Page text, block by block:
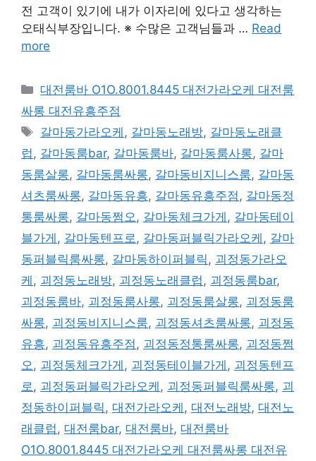
전 고객이 있기에 내가 이자리에 있다고 생각하는
오태식부장입니다. ※ 수많은 고객님들과 … Read
more
카
테
리
대전룸바 O1O.8001.8445 대전가라오케 대전룸
싸롱 대전유흥주점
태
그
갈마동가라오케 , 갈마동노래방, 갈마동노래클
럽, 갈마동룸bar, 갈마동룸바, 갈마동룸사롱, 갈마
동룸살롱, 갈마동룸싸롱, 갈마동비지니스룸, 갈마동
셔츠룸싸롱, 갈마동유흥, 갈마동유흥주점, 갈마동정
통룸싸롱, 갈마동쩜오, 갈마동체크가게 , 갈마동테이
블가게 , 갈마동텐프로, 갈마동퍼블릭가라오케 , 갈마
동퍼블릭룸싸롱, 갈마동하이퍼블릭, 괴정동가라오
케 , 괴정동노래방, 괴정동노래클럽, 괴정동룸bar,
괴정동룸바, 괴정동룸사롱, 괴정동룸살롱, 괴정동룸
싸롱, 괴정동비지니스룸, 괴정동셔츠룸싸롱, 괴정동
유흥, 괴정동유흥주점, 괴정동정통룸싸롱, 괴정동쩜
오, 괴정동체크가게 , 괴정동테이블가게 , 괴정동텐프
로, 괴정동퍼블릭가라오케 , 괴정동퍼블릭룸싸롱, 괴
정동하이퍼블릭, 대전가라오케 , 대전노래방, 대전노
래클럽, 대전룸bar, 대전룸바, 대전룸바
O1O.8001.8445 대전가라오케 대전룸싸롱 대전유